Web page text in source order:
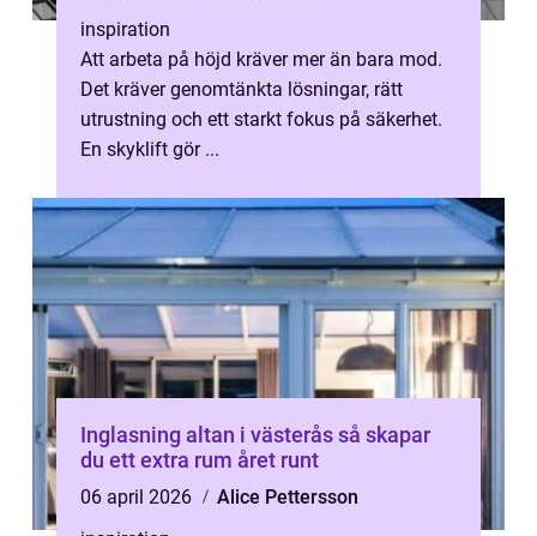
inspiration
Att arbeta på höjd kräver mer än bara mod.
Det kräver genomtänkta lösningar, rätt
utrustning och ett starkt fokus på säkerhet.
En skyklift gör ...
Inglasning altan i västerås så skapar
du ett extra rum året runt
06 april 2026
Alice Pettersson